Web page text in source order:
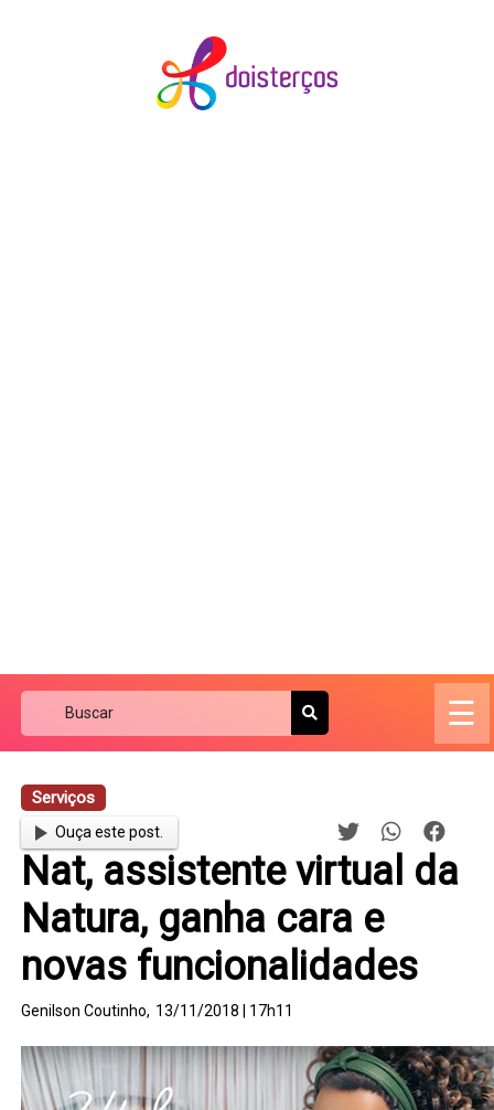
☰
Serviços
Ouça este post.
Nat, assistente virtual da
Natura, ganha cara e
novas funcionalidades
Genilson Coutinho, 13/11/2018 | 17h11